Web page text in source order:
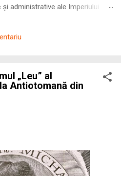
administrative ale Imperiului
excepțională a lumii romane
socială dinamică și de o libertate
romani ( cives Romani ) în
– ne permite să măsurăm cu
procesului de rom...
„Leu” al
Antiotomană din